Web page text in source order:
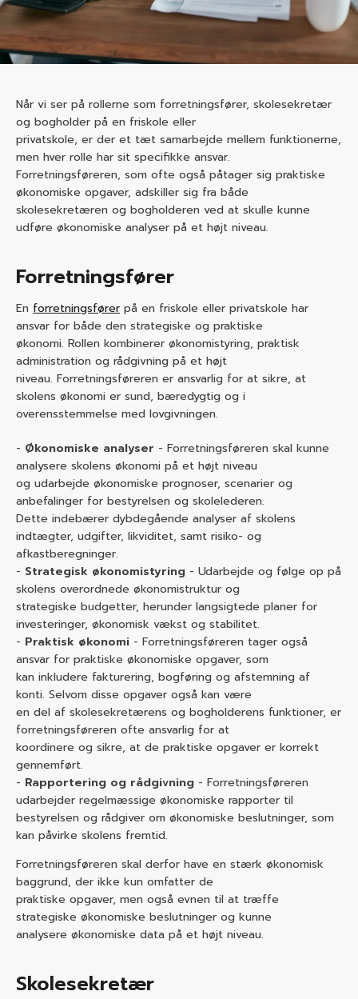
Når vi ser på rollerne som forretningsfører, skolesekretær
og bogholder på en friskole eller
privatskole, er der et tæt samarbejde mellem funktionerne,
men hver rolle har sit specifikke ansvar.
Forretningsføreren, som ofte også påtager sig praktiske
økonomiske opgaver, adskiller sig fra både
skolesekretæren og bogholderen ved at skulle kunne
udføre økonomiske analyser på et højt niveau.
Forretningsfører
En forretningsfører på en friskole eller privatskole har
ansvar for både den strategiske og praktiske
økonomi. Rollen kombinerer økonomistyring, praktisk
administration og rådgivning på et højt
niveau. Forretningsføreren er ansvarlig for at sikre, at
skolens økonomi er sund, bæredygtig og i
overensstemmelse med lovgivningen.
Økonomiske analyser - Forretningsføreren skal kunne
analysere skolens økonomi på et højt niveau
og udarbejde økonomiske prognoser, scenarier og
anbefalinger for bestyrelsen og skolelederen.
Dette indebærer dybdegående analyser af skolens
indtægter, udgifter, likviditet, samt risiko- og
afkastberegninger.
Strategisk økonomistyring - Udarbejde og følge op på
skolens overordnede økonomistruktur og
strategiske budgetter, herunder langsigtede planer for
investeringer, økonomisk vækst og stabilitet.
Praktisk økonomi - Forretningsføreren tager også
ansvar for praktiske økonomiske opgaver, som
kan inkludere fakturering, bogføring og afstemning af
konti. Selvom disse opgaver også kan være
en del af skolesekretærens og bogholderens funktioner, er
forretningsføreren ofte ansvarlig for at
koordinere og sikre, at de praktiske opgaver er korrekt
gennemført.
Rapportering og rådgivning - Forretningsføreren
udarbejder regelmæssige økonomiske rapporter til
bestyrelsen og rådgiver om økonomiske beslutninger, som
kan påvirke skolens fremtid.
Forretningsføreren skal derfor have en stærk økonomisk
baggrund, der ikke kun omfatter de
praktiske opgaver, men også evnen til at træffe
strategiske økonomiske beslutninger og kunne
analysere økonomiske data på et højt niveau.
Skolesekretær